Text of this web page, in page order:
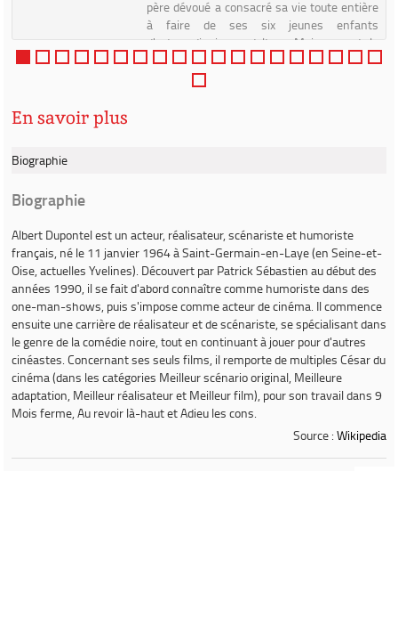
père dévoué a consacré sa vie toute entière
à faire de ses six jeunes enfants
d'extraordinaires adultes. Mais quand le
destin frappe sa famille,...
En savoir plus
Biographie
Biographie
Albert Dupontelest un acteur, réalisateur, scénariste et humoriste
français, né le 11 janvier 1964 à Saint-Germain-en-Laye (en Seine-et-
Oise, actuelles Yvelines). Découvert par Patrick Sébastien au début des
années 1990, il se fait d'abord connaître comme humoriste dans des
one-man-shows, puis s'impose comme acteur de cinéma. Il commence
ensuite une carrière de réalisateur et de scénariste, se spécialisant dans
le genre de la comédie noire, tout en continuant à jouer pour d'autres
cinéastes. Concernant ses seuls films, il remporte de multiples César du
cinéma (dans les catégories Meilleur scénario original, Meilleure
adaptation, Meilleur réalisateur et Meilleur film), pour son travail dans 9
Mois ferme,Au revoir là-hautetAdieu les cons.
Source : Wikipedia